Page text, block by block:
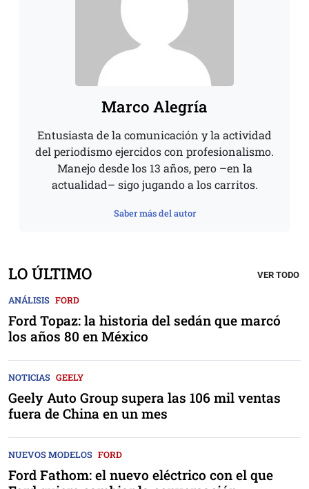
Marco Alegría
Entusiasta de la comunicación y la actividad
del periodismo ejercidos con profesionalismo.
Manejo desde los 13 años, pero –en la
actualidad– sigo jugando a los carritos.
Saber más del autor
LO ÚLTIMO VER TODO
ANÁLISIS FORD
Ford Topaz: la historia del sedán que marcó
los años 80 en México
NOTICIAS GEELY
Geely Auto Group supera las 106 mil ventas
fuera de China en un mes
NUEVOS MODELOS FORD
Ford Fathom: el nuevo eléctrico con el que